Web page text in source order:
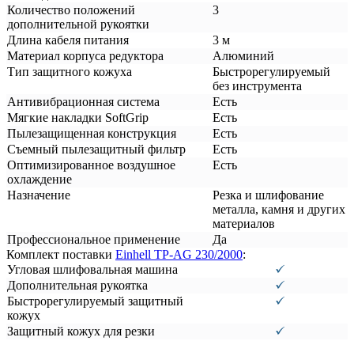
Количество положений
дополнительной рукоятки
3
Длина кабеля питания
3 м
Материал корпуса редуктора
Алюминий
Тип защитного кожуха
Быстрорегулируемый
без инструмента
Антивибрационная система
Есть
Мягкие накладки SoftGrip
Есть
Пылезащищенная конструкция
Есть
Съемный пылезащитный фильтр
Есть
Оптимизированное воздушное
охлаждение
Есть
Назначение
Резка и шлифование
металла, камня и других
материалов
Профессиональное применение
Да
Комплект поставки Einhell TP-AG 230/2000:
Угловая шлифовальная машина
Дополнительная рукоятка
Быстрорегулируемый защитный
кожух
Защитный кожух для резки